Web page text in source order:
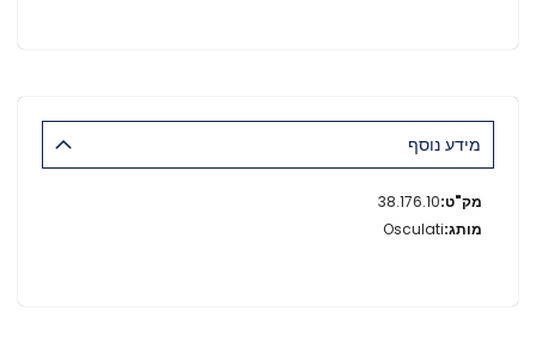
מידע נוסף
מידע
נוסף
38.176.10
Osculati